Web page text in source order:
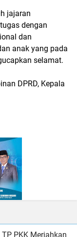
jajaran
dengan
dan
anak yang pada
selamat.
DPRD, Kepala
PKK Meriahkan